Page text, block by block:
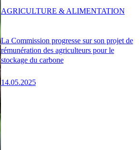
La Commission progresse sur son projet de
rémunération des agriculteurs pour le
stockage du carbone
14.05.2025
AGRICULTURE & ALIMENTATION